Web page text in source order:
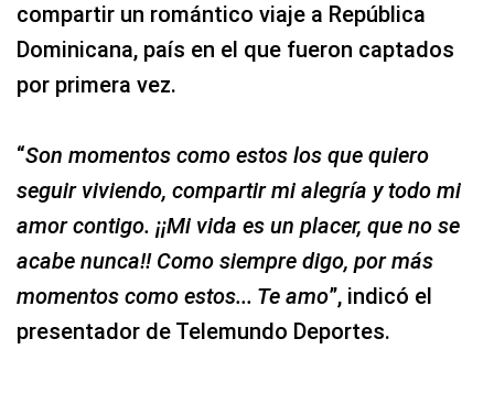
compartir un romántico viaje a República
Dominicana, país en el que fueron captados
por primera vez.
“Son momentos como estos los que quiero
seguir viviendo, compartir mi alegría y todo mi
amor contigo. ¡¡Mi vida es un placer, que no se
acabe nunca!! Como siempre digo, por más
momentos como estos... Te amo”, indicó el
presentador de Telemundo Deportes.